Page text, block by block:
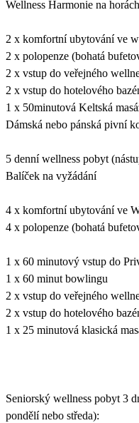
Wellness Harmonie na
2 x komfortní ubytování ve
2 x polopenze (bohatá
2 x vstup do veřejného
2 x vstup do hotelového
1 x 50minutová Keltská
Dámská nebo pánská pivní
5 denní wellness pobyt
Balíček na vyžádání
4 x komfortní ubytování
4 x polopenze (bohatá
1 x 60 minutový vstup do
1 x 60 minut bowlingu
2 x vstup do veřejného
2 x vstup do hotelového
1 x 25 minutová klasická
Seniorský wellness pobyt 3
pondělí nebo středa):